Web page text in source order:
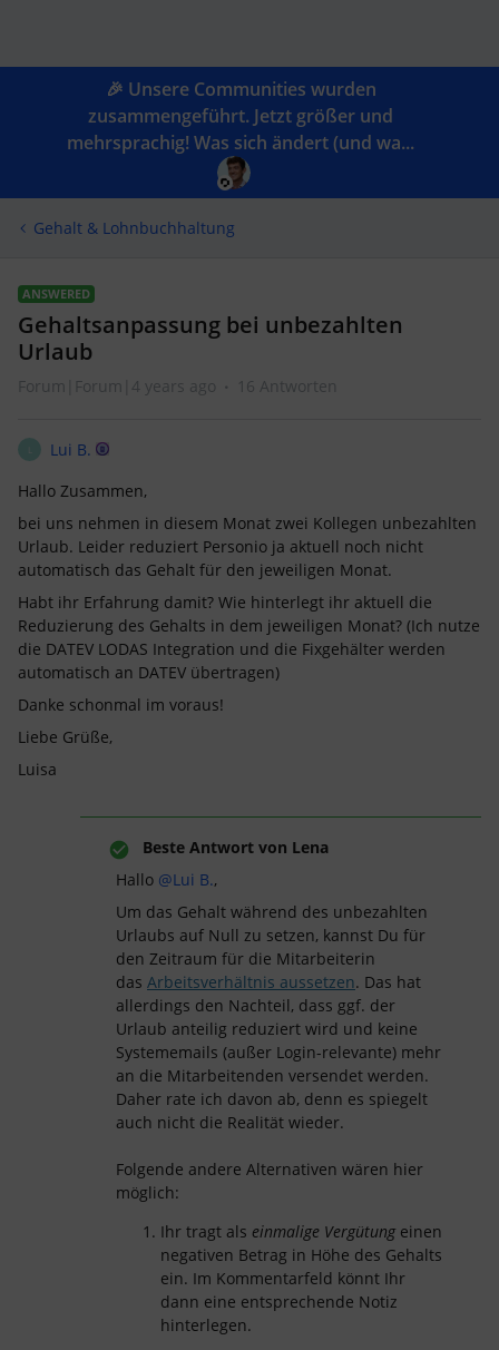
🎉 Unsere Communities wurden
zusammengeführt. Jetzt größer und
mehrsprachig! Was sich ändert (und wa...
Gehalt & Lohnbuchhaltung
ANSWERED
Gehaltsanpassung bei unbezahlten
Urlaub
Forum|Forum|4 years ago 16 Antworten
Lui B.
Hallo Zusammen,
bei uns nehmen in diesem Monat zwei Kollegen unbezahlten
Urlaub. Leider reduziert Personio ja aktuell noch nicht
automatisch das Gehalt für den jeweiligen Monat.
Habt ihr Erfahrung damit? Wie hinterlegt ihr aktuell die
Reduzierung des Gehalts in dem jeweiligen Monat? (Ich nutze
die DATEV LODAS Integration und die Fixgehälter werden
automatisch an DATEV übertragen)
Danke schonmal im voraus!
Liebe Grüße,
Luisa
Beste Antwort von Lena
Hallo @Lui B.,
Um das Gehalt während des unbezahlten
Urlaubs auf Null zu setzen, kannst Du für
den Zeitraum für die Mitarbeiterin
das Arbeitsverhältnis aussetzen. Das hat
allerdings den Nachteil, dass ggf. der
Urlaub anteilig reduziert wird und keine
Systememails (außer Login-relevante) mehr
an die Mitarbeitenden versendet werden.
Daher rate ich davon ab, denn es spiegelt
auch nicht die Realität wieder.
Folgende andere Alternativen wären hier
möglich:
Ihr tragt als einmalige Vergütung einen
negativen Betrag in Höhe des Gehalts
ein. Im Kommentarfeld könnt Ihr
dann eine entsprechende Notiz
hinterlegen.